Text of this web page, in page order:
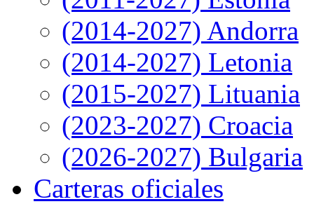
(2014-2027) Andorra
(2014-2027) Letonia
(2015-2027) Lituania
(2023-2027) Croacia
(2026-2027) Bulgaria
Carteras oficiales